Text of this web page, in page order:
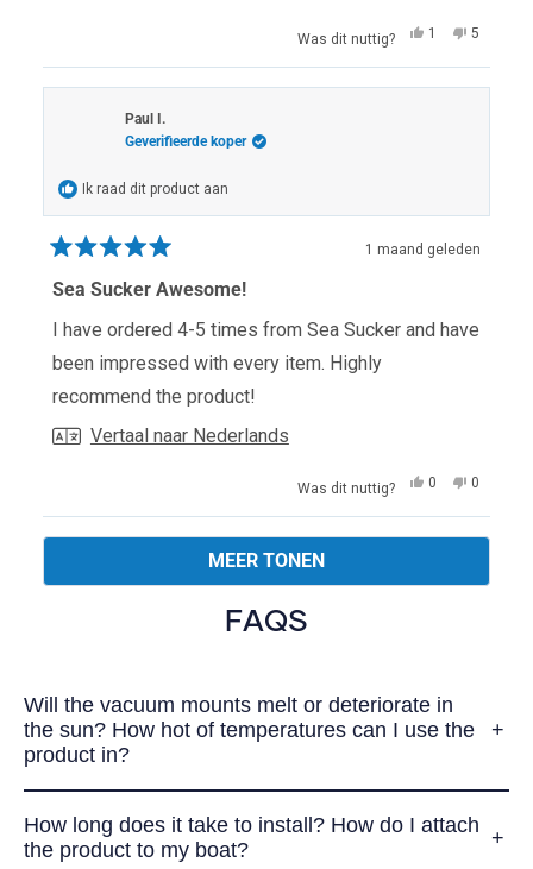
Was dit nuttig?
Ja,
beoordeling
1
heeft
Nee,
5
hebben
Paul I.
Geverifieerde koper
Ik raad dit product aan
met
van
de
5
1 maand geleden
Sea Sucker Awesome!
I have ordered 4-5 times from Sea Sucker and have
been impressed with every item. Highly
recommend the product!
Vertaal naar Nederlands
Was dit nuttig?
Ja,
beoordeling
was
0
hebben
Nee,
was
0
hebben
Laden...
MEER TONEN
FAQS
Will the vacuum mounts melt or deteriorate in
the sun? How hot of temperatures can I use the
product in?
How long does it take to install? How do I attach
the product to my boat?